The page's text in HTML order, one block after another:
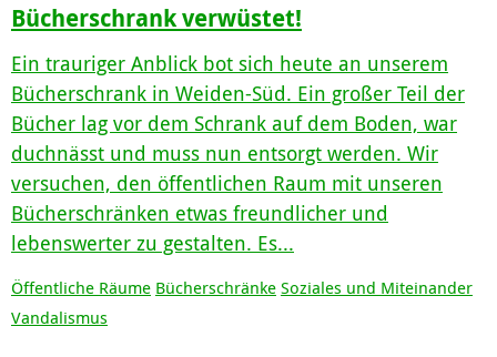
Bücherschrank verwüstet!
Ein trauriger Anblick bot sich heute an unserem
Bücherschrank in Weiden-Süd. Ein großer Teil der
Bücher lag vor dem Schrank auf dem Boden, war
duchnässt und muss nun entsorgt werden. Wir
versuchen, den öffentlichen Raum mit unseren
Bücherschränken etwas freundlicher und
lebenswerter zu gestalten. Es...
Öffentliche Räume Bücherschränke Soziales und Miteinander
Vandalismus